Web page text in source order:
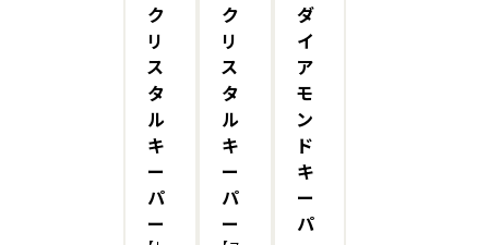
ク
リ
ス
タ
ル
キ
ー
パ
ー
ク
リ
ス
タ
ル
キ
ー
パ
ー
ダ
イ
ア
モ
ン
ド
キ
ー
パ